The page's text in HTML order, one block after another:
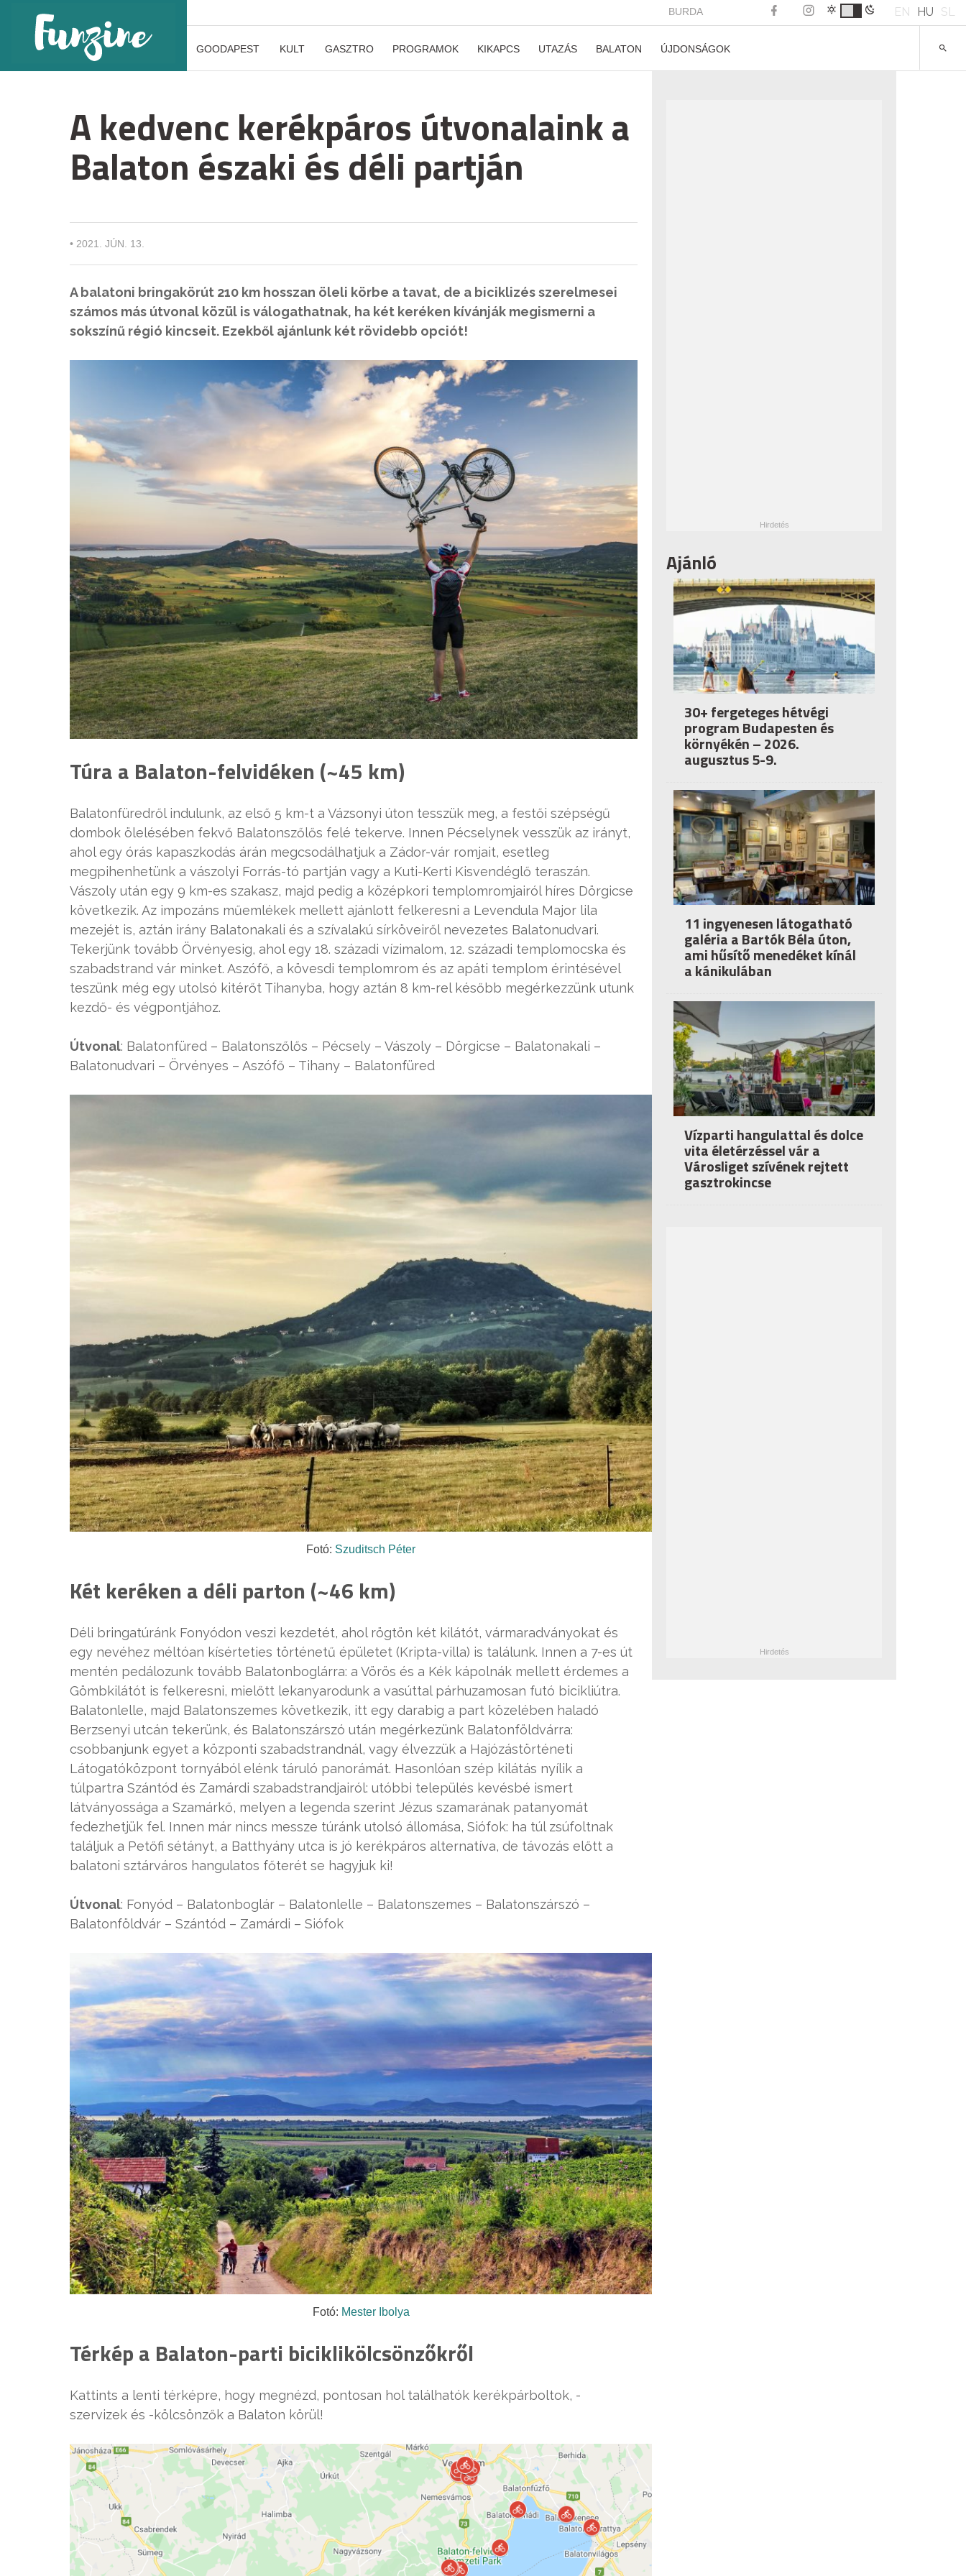
BURDA EN HU SL
GOODAPEST KULT GASZTRO PROGRAMOK KIKAPCS UTAZÁS BALATON ÚJDONSÁGOK
A kedvenc kerékpáros útvonalaink a
Balaton északi és déli partján
• 2021. JÚN. 13.
A balatoni bringakörút 210 km hosszan öleli körbe a tavat, de a biciklizés szerelmesei
számos más útvonal közül is válogathatnak, ha két keréken kívánják megismerni a
sokszínű régió kincseit. Ezekből ajánlunk két rövidebb opciót!
Túra a Balaton-felvidéken (~45 km)
Balatonfüredről indulunk, az első 5 km-t a Vázsonyi úton tesszük meg, a festői szépségű
dombok ölelésében fekvő Balatonszőlős felé tekerve. Innen Pécselynek vesszük az irányt,
ahol egy órás kapaszkodás árán megcsodálhatjuk a Zádor-vár romjait, esetleg
megpihenhetünk a vászolyi Forrás-tó partján vagy a Kuti-Kerti Kisvendéglő teraszán.
Vászoly után egy 9 km-es szakasz, majd pedig a középkori templomromjairól híres Dörgicse
következik. Az impozáns műemlékek mellett ajánlott felkeresni a Levendula Major lila
mezejét is, aztán irány Balatonakali és a szívalakú sírköveiről nevezetes Balatonudvari.
Tekerjünk tovább Örvényesig, ahol egy 18. századi vízimalom, 12. századi templomocska és
szabadstrand vár minket. Aszófő, a kövesdi templomrom és az apáti templom érintésével
teszünk még egy utolsó kitérőt Tihanyba, hogy aztán 8 km-rel később megérkezzünk utunk
kezdő- és végpontjához.
Útvonal: Balatonfüred – Balatonszőlős – Pécsely – Vászoly – Dörgicse – Balatonakali –
Balatonudvari – Örvényes – Aszófő – Tihany – Balatonfüred
Fotó: Szuditsch Péter
Két keréken a déli parton (~46 km)
Déli bringatúránk Fonyódon veszi kezdetét, ahol rögtön két kilátót, vármaradványokat és
egy nevéhez méltóan kísérteties történetű épületet (Kripta-villa) is találunk. Innen a 7-es út
mentén pedálozunk tovább Balatonboglárra: a Vörös és a Kék kápolnák mellett érdemes a
Gömbkilátót is felkeresni, mielőtt lekanyarodunk a vasúttal párhuzamosan futó bicikliútra.
Balatonlelle, majd Balatonszemes következik, itt egy darabig a part közelében haladó
Berzsenyi utcán tekerünk, és Balatonszárszó után megérkezünk Balatonföldvárra:
csobbanjunk egyet a központi szabadstrandnál, vagy élvezzük a Hajózástörténeti
Látogatóközpont tornyából elénk táruló panorámát. Hasonlóan szép kilátás nyílik a
túlpartra Szántód és Zamárdi szabadstrandjairól: utóbbi település kevésbé ismert
látványossága a Szamárkő, melyen a legenda szerint Jézus szamarának patanyomát
fedezhetjük fel. Innen már nincs messze túránk utolsó állomása, Siófok: ha túl zsúfoltnak
találjuk a Petőfi sétányt, a Batthyány utca is jó kerékpáros alternatíva, de távozás előtt a
balatoni sztárváros hangulatos főterét se hagyjuk ki!
Útvonal: Fonyód – Balatonboglár – Balatonlelle – Balatonszemes – Balatonszárszó –
Balatonföldvár – Szántód – Zamárdi – Siófok
Fotó: Mester Ibolya
Térkép a Balaton-parti biciklikölcsönzőkről
Kattints a lenti térképre, hogy megnézd, pontosan hol találhatók kerékpárboltok, -
szervizek és -kölcsönzők a Balaton körül!
Ajánló
30+ fergeteges hétvégi
program Budapesten és
környékén – 2026.
augusztus 5-9.
11 ingyenesen látogatható
galéria a Bartók Béla úton,
ami hűsítő menedéket kínál
a kánikulában
Vízparti hangulattal és dolce
vita életérzéssel vár a
Városliget szívének rejtett
gasztrokincse